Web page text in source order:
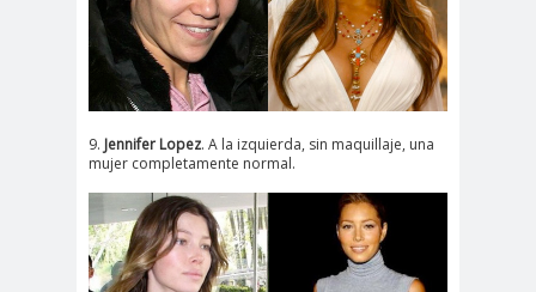
9. Jennifer Lopez. A la izquierda, sin maquillaje, una
mujer completamente normal.